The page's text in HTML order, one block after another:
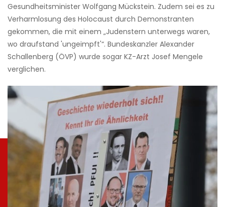
Gesundheitsminister Wolfgang Mückstein. Zudem sei es zu
Verharmlosung des Holocaust durch Demonstranten
gekommen, die mit einem „Judenstern unterwegs waren,
wo draufstand 'ungeimpft'“. Bundeskanzler Alexander
Schallenberg (ÖVP) wurde sogar KZ-Arzt Josef Mengele
verglichen.